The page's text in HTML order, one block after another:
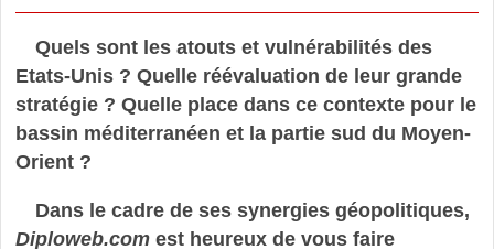
Quels sont les atouts et vulnérabilités des
Etats-Unis ? Quelle réévaluation de leur grande
stratégie ? Quelle place dans ce contexte pour le
bassin méditerranéen et la partie sud du Moyen-
Orient ?
Dans le cadre de ses synergies géopolitiques,
Diploweb.comest heureux de vous faire